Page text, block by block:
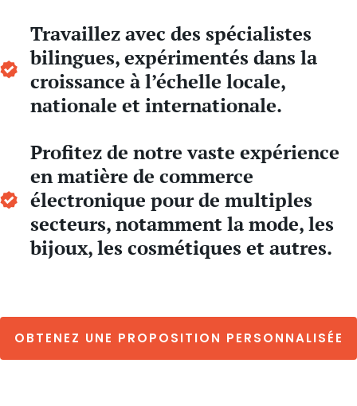
Travaillez avec des spécialistes
bilingues, expérimentés dans la
croissance à l’échelle locale,
nationale et internationale.
Profitez de notre vaste expérience
en matière de commerce
électronique pour de multiples
secteurs, notamment la mode, les
bijoux, les cosmétiques et autres.
OBTENEZ UNE PROPOSITION PERSONNALISÉE